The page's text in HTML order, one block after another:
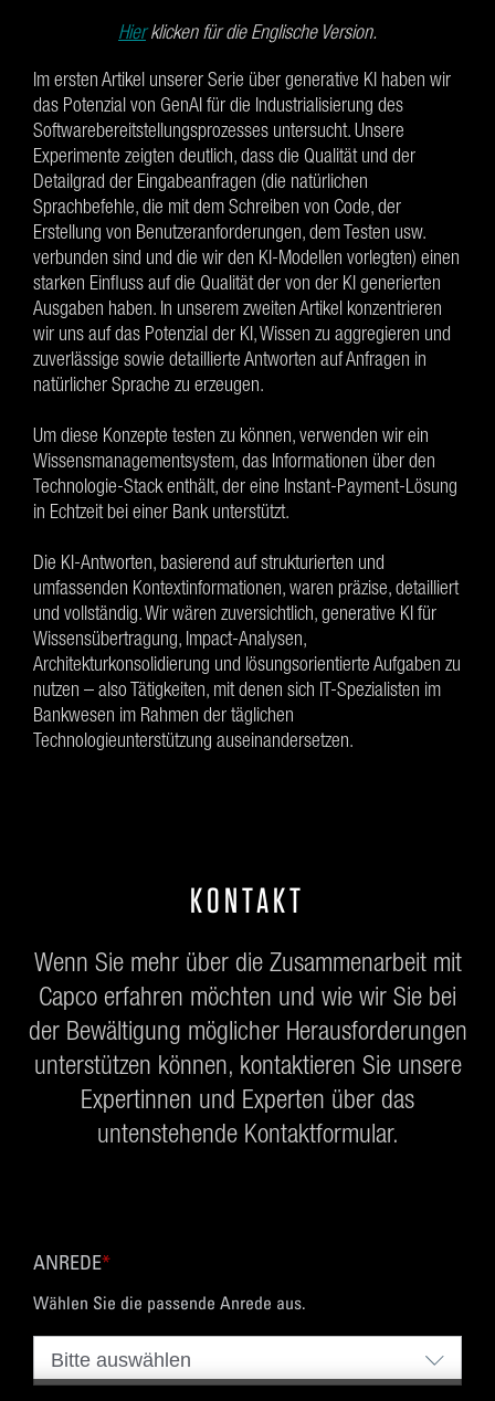
Hier klicken für die Englische Version.
Im ersten Artikel unserer Serie über generative KI haben wir
das Potenzial von GenAI für die Industrialisierung des
Softwarebereitstellungsprozesses untersucht. Unsere
Experimente zeigten deutlich, dass die Qualität und der
Detailgrad der Eingabeanfragen (die natürlichen
Sprachbefehle, die mit dem Schreiben von Code, der
Erstellung von Benutzeranforderungen, dem Testen usw.
verbunden sind und die wir den KI-Modellen vorlegten) einen
starken Einfluss auf die Qualität der von der KI generierten
Ausgaben haben. In unserem zweiten Artikel konzentrieren
wir uns auf das Potenzial der KI, Wissen zu aggregieren und
zuverlässige sowie detaillierte Antworten auf Anfragen in
natürlicher Sprache zu erzeugen.
Um diese Konzepte testen zu können, verwenden wir ein
Wissensmanagementsystem, das Informationen über den
Technologie-Stack enthält, der eine Instant-Payment-Lösung
in Echtzeit bei einer Bank unterstützt.
Die KI-Antworten, basierend auf strukturierten und
umfassenden Kontextinformationen, waren präzise, detailliert
und vollständig. Wir wären zuversichtlich, generative KI für
Wissensübertragung, Impact-Analysen,
Architekturkonsolidierung und lösungsorientierte Aufgaben zu
nutzen – also Tätigkeiten, mit denen sich IT-Spezialisten im
Bankwesen im Rahmen der täglichen
Technologieunterstützung auseinandersetzen.
KONTAKT
Wenn Sie mehr über die Zusammenarbeit mit
Capco erfahren möchten und wie wir Sie bei
der Bewältigung möglicher Herausforderungen
unterstützen können, kontaktieren Sie unsere
Expertinnen und Experten über das
untenstehende Kontaktformular.
ANREDE*
Wählen Sie die passende Anrede aus.